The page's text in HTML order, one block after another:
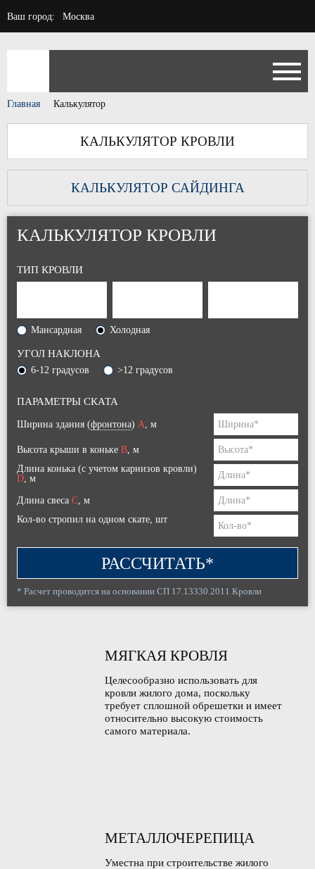
Ваш город: Москва
Главная Калькулятор
КАЛЬКУЛЯТОР КРОВЛИ
КАЛЬКУЛЯТОР САЙДИНГА
КАЛЬКУЛЯТОР КРОВЛИ
ТИП КРОВЛИ
Мансардная Холодная
УГОЛ НАКЛОНА
6-12 градусов >12 градусов
ПАРАМЕТРЫ СКАТА
Ширина здания (фронтона) A, м
Высота крыши в коньке B, м
Длина конька (с учетом карнизов кровли)
D, м
Длина свеса C, м
Кол-во стропил на одном скате, шт
РАССЧИТАТЬ*
* Расчет проводится на основании СП 17.13330.2011 Кровли
МЯГКАЯ КРОВЛЯ
Целесообразно использовать для
кровли жилого дома, поскольку
требует сплошной обрешетки и имеет
относительно высокую стоимость
самого материала.
МЕТАЛЛОЧЕРЕПИЦА
Уместна при строительстве жилого